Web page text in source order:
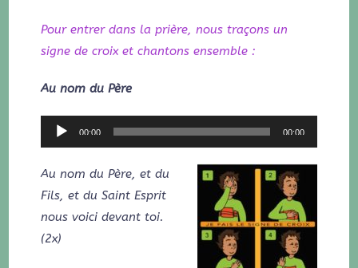
Pour entrer dans la prière, nous traçons un
signe de croix et chantons ensemble :
Au nom du Père
Lecteur
audio
00:00 00:00
Au nom du Père, et du
Fils, et du Saint Esprit
nous voici devant toi.
(2x)